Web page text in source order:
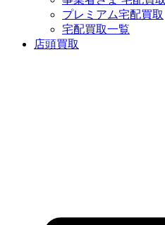
プレミアム宅配買取
宅配買取一覧
店頭買取